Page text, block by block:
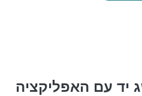
יד עם האפליקציה